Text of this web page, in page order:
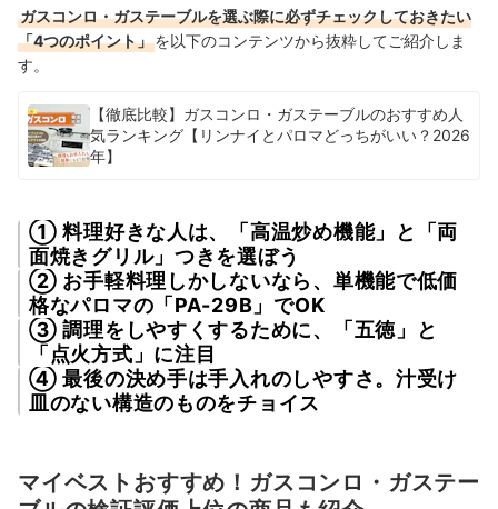
ガスコンロ・ガステーブルを選ぶ際に必ずチェックしておきたい
「4つのポイント」を以下のコンテンツから抜粋してご紹介しま
す。
【徹底比較】ガスコンロ・ガステーブルのおすすめ人
気ランキング【リンナイとパロマどっちがいい？2026
年】
① 料理好きな人は、「高温炒め機能」と「両
面焼きグリル」つきを選ぼう
② お手軽料理しかしないなら、単機能で低価
格なパロマの「PA-29B」でOK
③ 調理をしやすくするために、「五徳」と
「点火方式」に注目
④ 最後の決め手は手入れのしやすさ。汁受け
皿のない構造のものをチョイス
マイベストおすすめ！ガスコンロ・ガステー